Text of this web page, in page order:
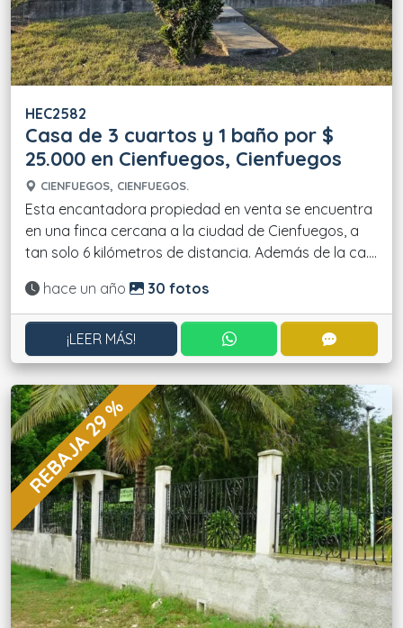
HEC2582
Casa de 3 cuartos y 1 baño por $
25.000 en Cienfuegos, Cienfuegos
CIENFUEGOS, CIENFUEGOS.
Esta encantadora propiedad en venta se encuentra
en una finca cercana a la ciudad de Cienfuegos, a
tan solo 6 kilómetros de distancia. Además de la ca....
Actualizado:
hace un año 30 fotos
¡LEER MÁS! CONTACTAR POR
REBAJA 29 %